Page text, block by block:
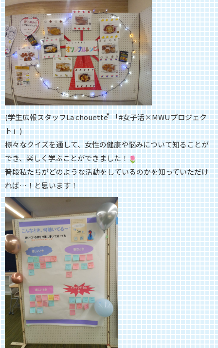
(学生広報スタッフLa chouette ⃰ 「#女子活×MWUプロジェク
ト」)
様々なクイズを通して、女性の健康や悩みについて知ることが
でき、楽しく学ぶことができました！
普段私たちがどのような活動をしているのかを知っていただけ
れば…！と思います！